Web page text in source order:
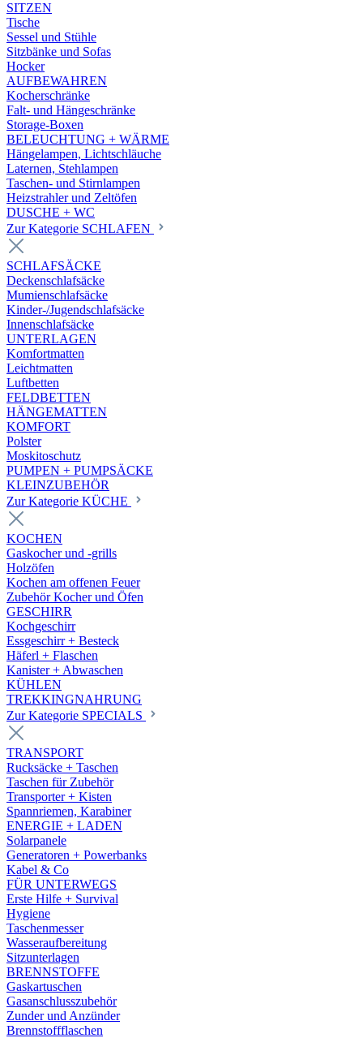
SITZEN
Tische
Sessel und Stühle
Sitzbänke und Sofas
Hocker
AUFBEWAHREN
Kocherschränke
Falt- und Hängeschränke
Storage-Boxen
BELEUCHTUNG + WÄRME
Hängelampen, Lichtschläuche
Laternen, Stehlampen
Taschen- und Stirnlampen
Heizstrahler und Zeltöfen
DUSCHE + WC
Zur Kategorie SCHLAFEN
SCHLAFSÄCKE
Deckenschlafsäcke
Mumienschlafsäcke
Kinder-/Jugendschlafsäcke
Innenschlafsäcke
UNTERLAGEN
Komfortmatten
Leichtmatten
Luftbetten
FELDBETTEN
HÄNGEMATTEN
KOMFORT
Polster
Moskitoschutz
PUMPEN + PUMPSÄCKE
KLEINZUBEHÖR
Zur Kategorie KÜCHE
KOCHEN
Gaskocher und -grills
Holzöfen
Kochen am offenen Feuer
Zubehör Kocher und Öfen
GESCHIRR
Kochgeschirr
Essgeschirr + Besteck
Häferl + Flaschen
Kanister + Abwaschen
KÜHLEN
TREKKINGNAHRUNG
Zur Kategorie SPECIALS
TRANSPORT
Rucksäcke + Taschen
Taschen für Zubehör
Transporter + Kisten
Spannriemen, Karabiner
ENERGIE + LADEN
Solarpanele
Generatoren + Powerbanks
Kabel & Co
FÜR UNTERWEGS
Erste Hilfe + Survival
Hygiene
Taschenmesser
Wasseraufbereitung
Sitzunterlagen
BRENNSTOFFE
Gaskartuschen
Gasanschlusszubehör
Zunder und Anzünder
Brennstoffflaschen